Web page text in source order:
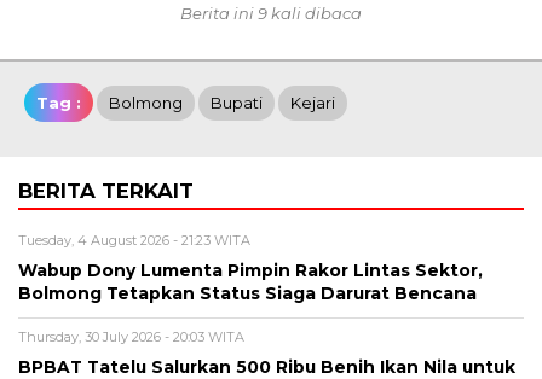
Berita ini 9 kali dibaca
Tag : Bolmong Bupati Kejari
BERITA TERKAIT
Tuesday, 4 August 2026 - 21:23 WITA
Wabup Dony Lumenta Pimpin Rakor Lintas Sektor,
Bolmong Tetapkan Status Siaga Darurat Bencana
Thursday, 30 July 2026 - 20:03 WITA
BPBAT Tatelu Salurkan 500 Ribu Benih Ikan Nila untuk